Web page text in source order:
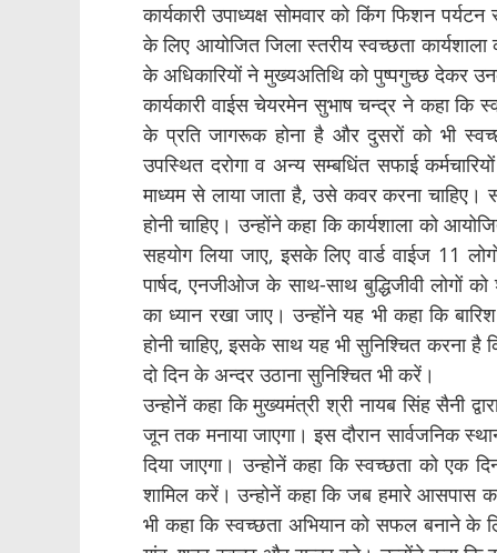
कार्यकारी उपाध्यक्ष सोमवार को किंग फिशन
के लिए आयोजित जिला स्तरीय स्वच्छता
के अधिकारियों ने मुख्यअतिथि को पुष्पगुच्छ देकर
कार्यकारी वाईस चेयरमेन सुभाष चन्द्र ने कहा
के प्रति जागरूक होना है और दुसरों को भी
उपस्थित दरोगा व अन्य सम्बधिंत सफाई
माध्यम से लाया जाता है, उसे कवर करना
होनी चाहिए। उन्होंने कहा कि कार्यशाला को
सहयोग लिया जाए, इसके लिए वार्ड वाईज 11
पार्षद, एनजीओज के साथ-साथ बुद्धिजीवी लोगों
का ध्यान रखा जाए। उन्होंने यह भी कहा कि
होनी चाहिए, इसके साथ यह भी सुनिश्चित करना
दो दिन के अन्दर उठाना सुनिश्चित भी करें।
उन्होनें कहा कि मुख्यमंत्री श्री नायब सिंह सैनी
जून तक मनाया जाएगा। इस दौरान सार्वजनिक
दिया जाएगा। उन्होनें कहा कि स्वच्छता को एक
शामिल करें। उन्होनें कहा कि जब हमारे आसपास
भी कहा कि स्वच्छता अभियान को सफल बनाने